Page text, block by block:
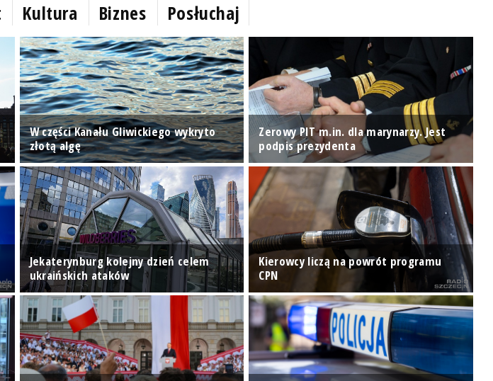
Kultura Biznes Posłuchaj
W części Kanału Gliwickiego wykryto
złotą algę
Zerowy PIT m.in. dla marynarzy. Jest
podpis prezydenta
Jekaterynburg kolejny dzień celem
ukraińskich ataków
Kierowcy liczą na powrót programu
CPN